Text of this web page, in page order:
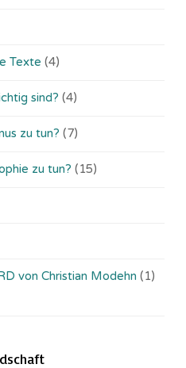
Texte (4)
sind? (4)
zu tun? (7)
zu tun? (15)
von Christian Modehn (1)